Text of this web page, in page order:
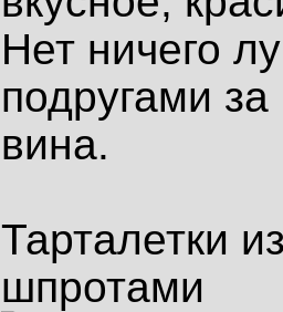
Нет ничего
подругами за
вина.
Тарталетки
шпротами